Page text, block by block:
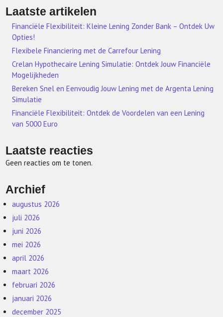
Laatste artikelen
Financiële Flexibiliteit: Kleine Lening Zonder Bank – Ontdek Uw
Opties!
Flexibele Financiering met de Carrefour Lening
Crelan Hypothecaire Lening Simulatie: Ontdek Jouw Financiële
Mogelijkheden
Bereken Snel en Eenvoudig Jouw Lening met de Argenta Lening
Simulatie
Financiële Flexibiliteit: Ontdek de Voordelen van een Lening
van 5000 Euro
Laatste reacties
Geen reacties om te tonen.
Archief
augustus 2026
juli 2026
juni 2026
mei 2026
april 2026
maart 2026
februari 2026
januari 2026
december 2025